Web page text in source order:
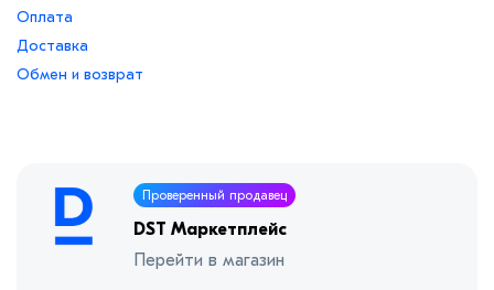
Оплата
Доставка
Обмен и возврат
Проверенный продавец
DST Маркетплейс
Перейти в магазин